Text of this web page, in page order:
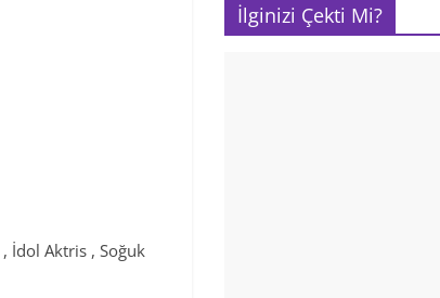
, İdol Aktris , Soğuk
İlginizi Çekti Mi?